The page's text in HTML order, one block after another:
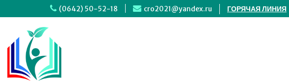
к
содержимому
(0642) 50-52-18 cro2021@yandex.ru ГОРЯЧАЯ ЛИНИЯ